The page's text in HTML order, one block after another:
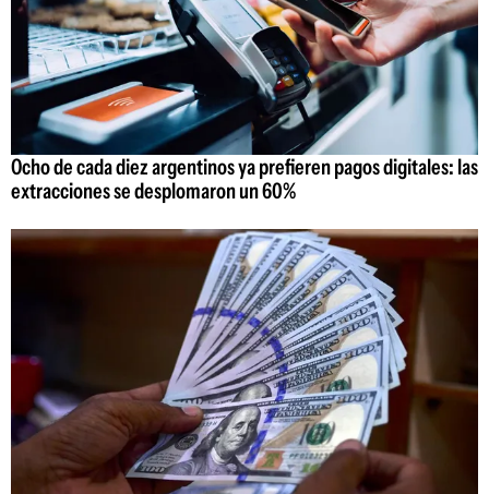
Ocho de cada diez argentinos ya prefieren pagos digitales: las
extracciones se desplomaron un 60%